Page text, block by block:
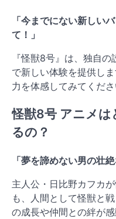
「今までにない新しい
て！」
『怪獣8号』は、独自
で新しい体験を提供し
力を体感してみてくださ
怪獣8号 アニメは
るの？
「夢を諦めない男の壮
主人公・日比野カフカ
も、人間として怪獣と
の成長や仲間との絆が